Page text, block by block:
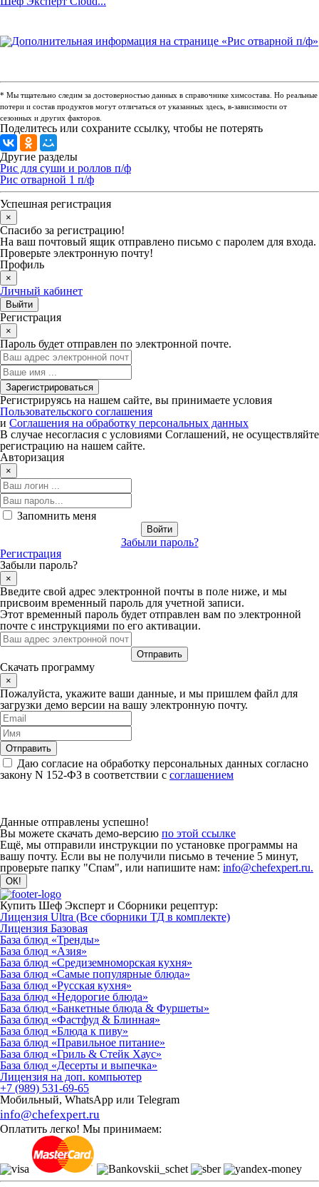
* Мы тщательно следим за достоверностью данных в справочнике химсостава. Но реальные
потери и состав продуктов могут отличаться от указанных здесь, в-зависимости от
сезонных и других факторов.
Поделитесь или сохраните ссылку, чтобы не потерять
Другие разделы
Рис для суши и роллов п/ф
Рис отварной 1 п/ф
Успешная регистрация
×
Спасибо за регистрацию!
На ваш почтовый ящик отправлено письмо с паролем для входа.
Проверьте электронную почту!
Профиль
×
Личный кабинет
Регистрация
×
Пароль будет отправлен по электронной почте.
Регистрируясь на нашем сайте, вы принимаете условия
Пользовательского соглашения
и Соглашения на обработку персональных данных
В случае несогласия с условиями Соглашений, не осуществляйте
регистрацию на нашем сайте.
Авторизация
×
Запомнить меня
Забыли пароль?
Регистрация
Забыли пароль?
×
Введите свой адрес электронной почты в поле ниже, и мы
присвоим временный пароль для учетной записи.
Этот временный пароль будет отправлен вам по электронной
почте с инструкциями по его активации.
Скачать программу
×
Пожалуйста, укажите ваши данные, и мы пришлем файл для
загрузки демо версии на вашу электронную почту.
Даю согласие на обработку персональных данных согласно
закону N 152-ФЗ в соответствии с соглашением
Данные отправлены успешно!
Вы можете скачать демо-версию по этой ссылке
Ещё, мы отправили инструкции по установке программы на
вашу почту. Если вы не получили письмо в течение 5 минут,
проверьте папку "Спам", или напишите нам: info@chefexpert.ru.
Купить Шеф Эксперт и Сборники рецептур:
Лицензия Ultra (Все сборники ТД в комплекте)
Лицензия Базовая
База блюд «Тренды»
База блюд «Азия»
База блюд «Средиземноморская кухня»
База блюд «Самые популярные блюда»
База блюд «Русская кухня»
База блюд «Недорогие блюда»
База блюд «Банкетные блюда & Фуршеты»
База блюд «Фастфуд & Блинная»
База блюд «Блюда к пиву»
База блюд «Правильное питание»
База блюд «Гриль & Стейк Хаус»
База блюд «Десерты и выпечка»
Лицензия на доп. компьютер
+7 (989) 531-69-65
Мобильный, WhatsApp или Telegram
info@chefexpert.ru
Оплатить легко! Мы принимаем: